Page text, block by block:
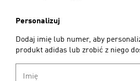
Personalizuj
Dodaj imię lub numer, aby
produkt adidas lub zrobić z niego
Imię